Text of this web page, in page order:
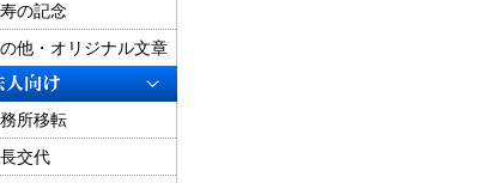
の記念
他・オリジナル文章
所移転
交代